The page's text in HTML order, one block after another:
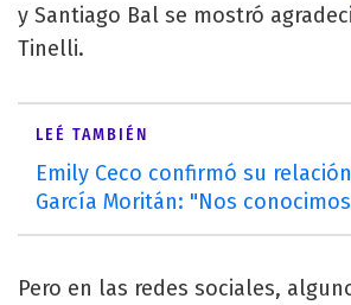
y Santiago Bal se mostró
Tinelli.
LEÉ TAMBIÉN
Emily Ceco confirmó su
García Moritán: "Nos
Pero en las redes sociales,